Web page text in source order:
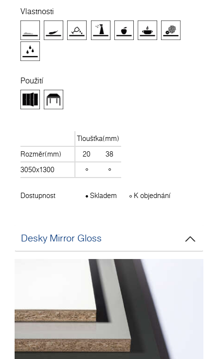
Vlastnosti
Použití
Tloušťka(mm)
Rozměr(mm)
20
38
3050x1300
Dostupnost Skladem K objednání
Desky Mirror Gloss